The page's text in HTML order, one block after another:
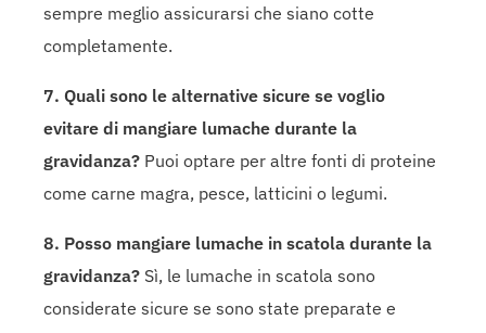
sempre meglio assicurarsi che siano cotte
completamente.
7. Quali sono le alternative sicure se voglio
evitare di mangiare lumache durante la
gravidanza? Puoi optare per altre fonti di proteine
come carne magra, pesce, latticini o legumi.
8. Posso mangiare lumache in scatola durante la
gravidanza? Sì, le lumache in scatola sono
considerate sicure se sono state preparate e